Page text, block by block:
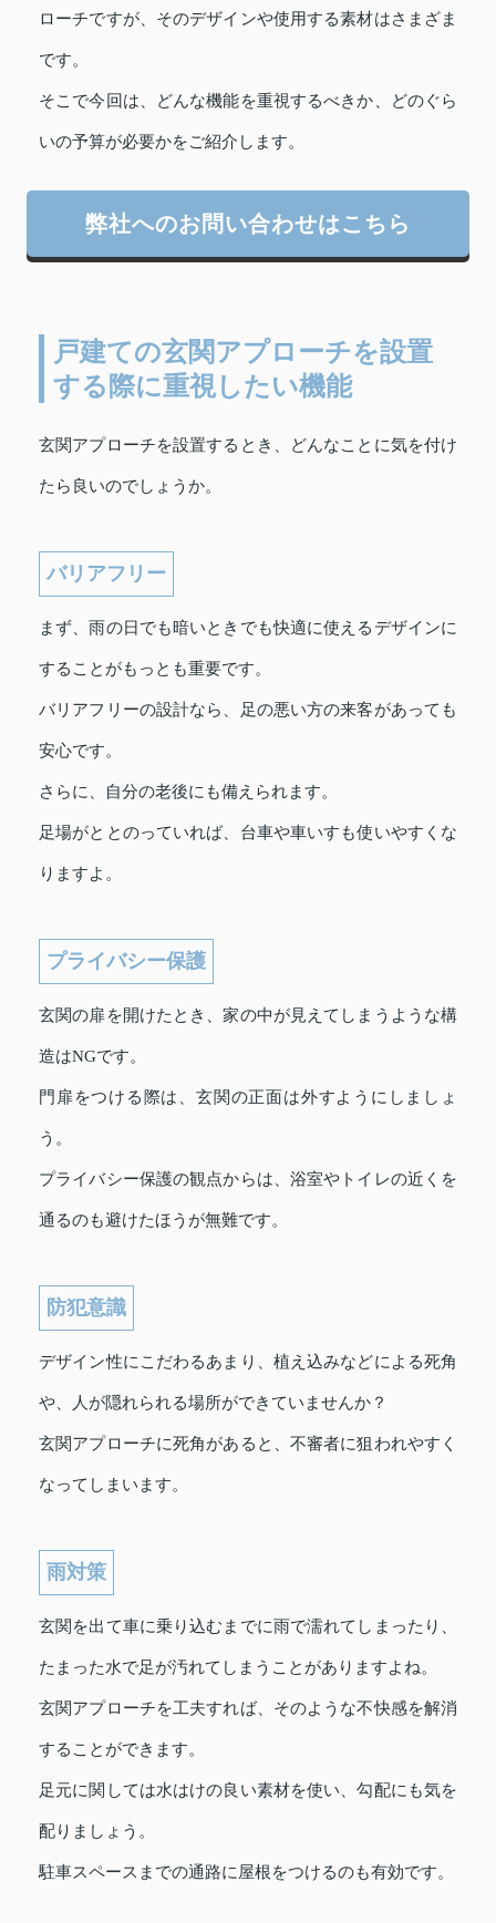
ローチですが、そのデザインや使用する素材はさまざま
です。
そこで今回は、どんな機能を重視するべきか、どのぐら
いの予算が必要かをご紹介します。
弊社へのお問い合わせはこちら
戸建ての玄関アプローチを設置
する際に重視したい機能
玄関アプローチを設置するとき、どんなことに気を付け
たら良いのでしょうか。
バリアフリー
まず、雨の日でも暗いときでも快適に使えるデザインに
することがもっとも重要です。
バリアフリーの設計なら、足の悪い方の来客があっても
安心です。
さらに、自分の老後にも備えられます。
足場がととのっていれば、台車や車いすも使いやすくな
りますよ。
プライバシー保護
玄関の扉を開けたとき、家の中が見えてしまうような構
造はNGです。
門扉をつける際は、玄関の正面は外すようにしましょ
う。
プライバシー保護の観点からは、浴室やトイレの近くを
通るのも避けたほうが無難です。
防犯意識
デザイン性にこだわるあまり、植え込みなどによる死角
や、人が隠れられる場所ができていませんか？
玄関アプローチに死角があると、不審者に狙われやすく
なってしまいます。
雨対策
玄関を出て車に乗り込むまでに雨で濡れてしまったり、
たまった水で足が汚れてしまうことがありますよね。
玄関アプローチを工夫すれば、そのような不快感を解消
することができます。
足元に関しては水はけの良い素材を使い、勾配にも気を
配りましょう。
駐車スペースまでの通路に屋根をつけるのも有効です。